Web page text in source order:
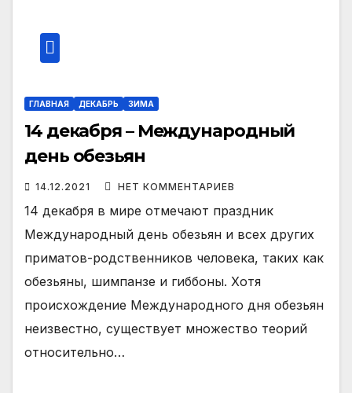
ГЛАВНАЯ ДЕКАБРЬ ЗИМА
14 декабря – Международный
день обезьян
14.12.2021 НЕТ КОММЕНТАРИЕВ
14 декабря в мире отмечают праздник
Международный день обезьян и всех других
приматов-родственников человека, таких как
обезьяны, шимпанзе и гиббоны. Хотя
происхождение Международного дня обезьян
неизвестно, существует множество теорий
относительно…